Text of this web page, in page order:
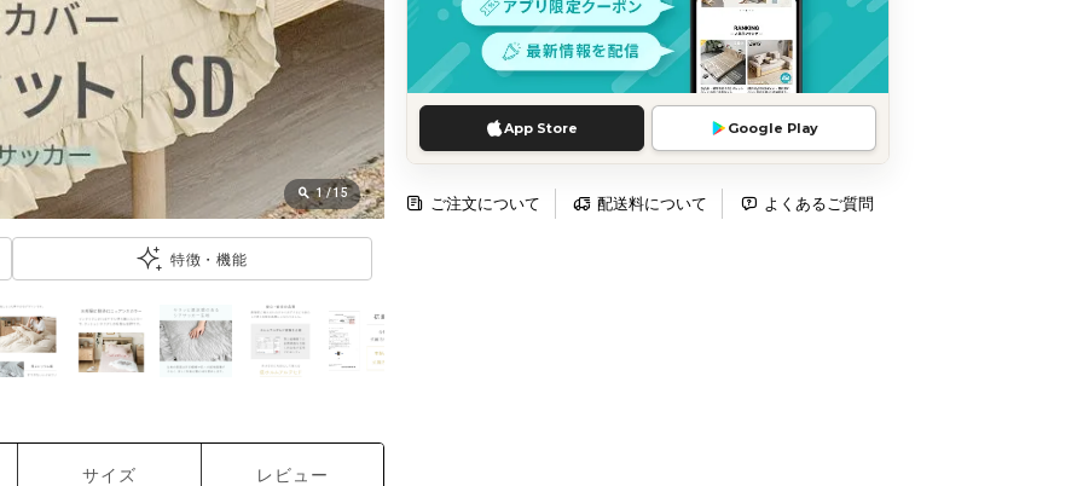
App Store Google Play
ご注文について 配送料について よくあるご質問
1/15
特徴・機能
サイズ レビュー